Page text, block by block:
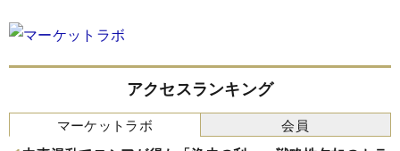
アクセスランキング
マーケットラボ 会員